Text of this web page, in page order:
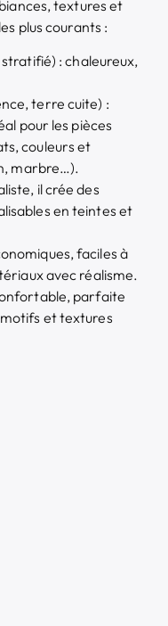
textures et
plus courants :
: chaleureux,
terre cuite) :
pour les pièces
couleurs et
marbre…).
il crée des
en teintes et
faciles à
avec réalisme.
parfaite
et textures